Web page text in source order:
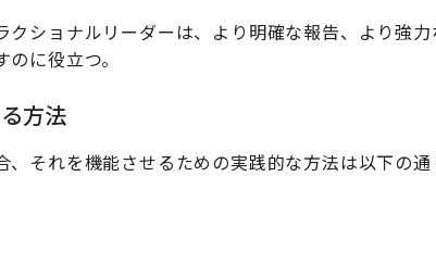
ショナルリーダーは、より明確な報告、より強力
に役立つ。
方法
それを機能させるための実践的な方法は以下の通